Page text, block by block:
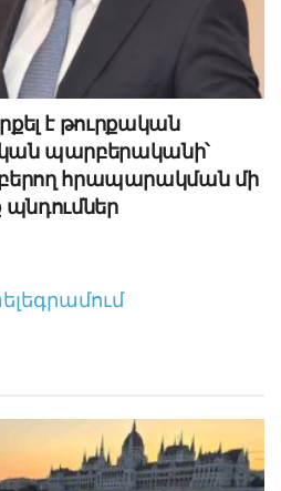
է թուրքական
պարբերականի՝
հրապարակման մի